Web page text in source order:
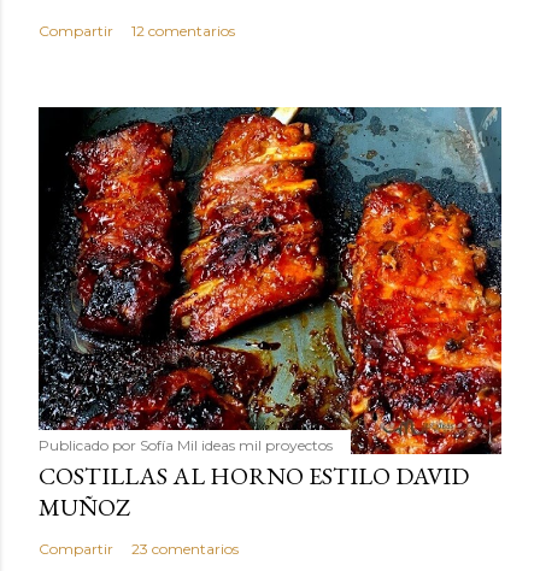
Compartir 12 comentarios
Publicado por Sofía Mil ideas mil proyectos
COSTILLAS AL HORNO ESTILO DAVID
MUÑOZ
Compartir 23 comentarios